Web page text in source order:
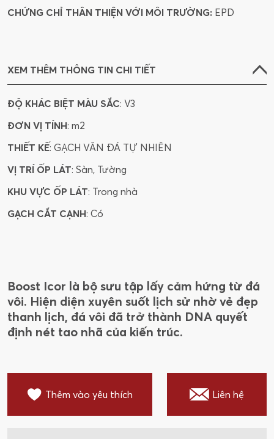
CHỨNG CHỈ THÂN THIỆN VỚI MÔI TRƯỜNG: EPD
XEM THÊM THÔNG TIN CHI TIẾT
ĐỘ KHÁC BIỆT MÀU SẮC: V3
ĐƠN VỊ TÍNH: m2
THIẾT KẾ: GẠCH VÂN ĐÁ TỰ NHIÊN
VỊ TRÍ ỐP LÁT: Sàn, Tường
KHU VỰC ỐP LÁT: Trong nhà
GẠCH CẮT CẠNH: Có
Boost Icor là bộ sưu tập lấy cảm hứng từ đá
vôi. Hiện diện xuyên suốt lịch sử nhờ vẻ đẹp
thanh lịch, đá vôi đã trở thành DNA quyết
định nét tao nhã của kiến trúc.
Thêm vào yêu thích Liên hệ